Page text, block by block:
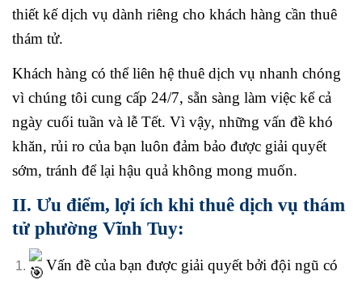
thiết kế dịch vụ dành riêng cho khách hàng cần thuê
thám tử.
Khách hàng có thể liên hệ thuê dịch vụ nhanh chóng
vì chúng tôi cung cấp 24/7, sẵn sàng làm việc kể cả
ngày cuối tuần và lễ Tết. Vì vậy, những vấn đề khó
khăn, rủi ro của bạn luôn đảm bảo được giải quyết
sớm, tránh để lại hậu quả không mong muốn.
II. Ưu điểm, lợi ích khi thuê dịch vụ thám
tử phường Vĩnh Tuy:
Vấn đề của bạn được giải quyết bởi đội ngũ có